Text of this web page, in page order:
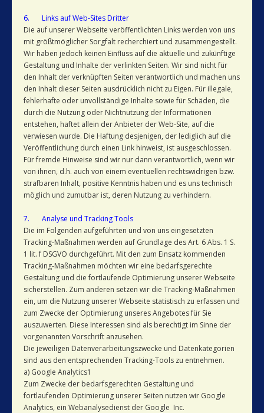
6. Links auf Web-Sites Dritter
Die auf unserer Webseite veröffentlichten Links werden von uns
mit größtmöglicher Sorgfalt recherchiert und zusammengestellt.
Wir haben jedoch keinen Einfluss auf die aktuelle und zukünftige
Gestaltung und Inhalte der verlinkten Seiten. Wir sind nicht für
den Inhalt der verknüpften Seiten verantwortlich und machen uns
den Inhalt dieser Seiten ausdrücklich nicht zu Eigen. Für illegale,
fehlerhafte oder unvollständige Inhalte sowie für Schäden, die
durch die Nutzung oder Nichtnutzung der Informationen
entstehen, haftet allein der Anbieter der Web-Site, auf die
verwiesen wurde. Die Haftung desjenigen, der lediglich auf die
Veröffentlichung durch einen Link hinweist, ist ausgeschlossen.
Für fremde Hinweise sind wir nur dann verantwortlich, wenn wir
von ihnen, d.h. auch von einem eventuellen rechtswidrigen bzw.
strafbaren Inhalt, positive Kenntnis haben und es uns technisch
möglich und zumutbar ist, deren Nutzung zu verhindern.
7. Analyse und Tracking Tools
Die im Folgenden aufgeführten und von uns eingesetzten
Tracking-Maßnahmen werden auf Grundlage des Art. 6 Abs. 1 S.
1 lit. f DSGVO durchgeführt. Mit den zum Einsatz kommenden
Tracking-Maßnahmen möchten wir eine bedarfsgerechte
Gestaltung und die fortlaufende Optimierung unserer Webseite
sicherstellen. Zum anderen setzen wir die Tracking-Maßnahmen
ein, um die Nutzung unserer Webseite statistisch zu erfassen und
zum Zwecke der Optimierung unseres Angebotes für Sie
auszuwerten. Diese Interessen sind als berechtigt im Sinne der
vorgenannten Vorschrift anzusehen.
Die jeweiligen Datenverarbeitungszwecke und Datenkategorien
sind aus den entsprechenden Tracking-Tools zu entnehmen.
a) Google Analytics1
Zum Zwecke der bedarfsgerechten Gestaltung und
fortlaufenden Optimierung unserer Seiten nutzen wir Google
Analytics, ein Webanalysedienst der Google Inc.